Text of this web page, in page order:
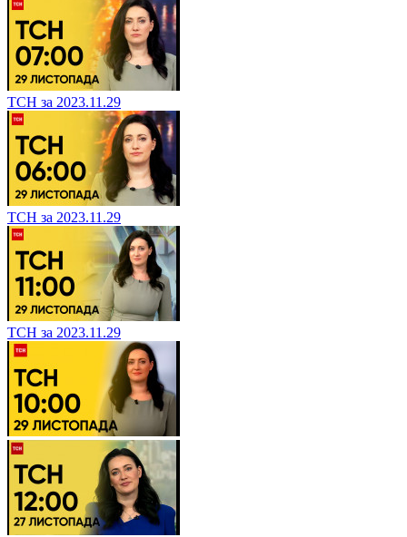
ТСН за 2023.11.29
ТСН за 2023.11.29
ТСН за 2023.11.29